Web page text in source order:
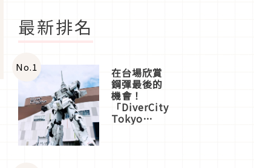
最新排名
No.1 在台場欣賞
鋼彈最後的
機會！
「DiverCity
Tokyo